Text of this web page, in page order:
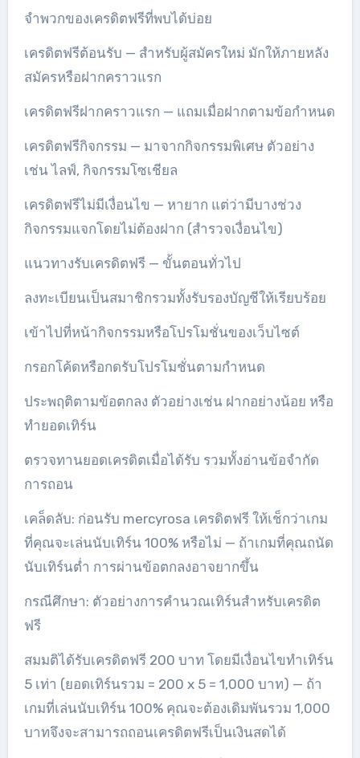
จำพวกของเครดิตฟรีที่พบได้บ่อย
เครดิตฟรีต้อนรับ — สำหรับผู้สมัครใหม่ มักให้ภายหลัง
สมัครหรือฝากคราวแรก
เครดิตฟรีฝากคราวแรก — แถมเมื่อฝากตามข้อกำหนด
เครดิตฟรีกิจกรรม — มาจากกิจกรรมพิเศษ ตัวอย่าง
เช่น ไลฟ์, กิจกรรมโซเชียล
เครดิตฟรีไม่มีเงื่อนไข — หายาก แต่ว่ามีบางช่วง
กิจกรรมแจกโดยไม่ต้องฝาก (สำรวจเงื่อนไข)
แนวทางรับเครดิตฟรี — ขั้นตอนทั่วไป
ลงทะเบียนเป็นสมาชิกรวมทั้งรับรองบัญชีให้เรียบร้อย
เข้าไปที่หน้ากิจกรรมหรือโปรโมชั่นของเว็บไซต์
กรอกโค้ดหรือกดรับโปรโมชั่นตามกำหนด
ประพฤติตามข้อตกลง ตัวอย่างเช่น ฝากอย่างน้อย หรือ
ทำยอดเทิร์น
ตรวจทานยอดเครดิตเมื่อได้รับ รวมทั้งอ่านข้อจำกัด
การถอน
เคล็ดลับ: ก่อนรับ mercyrosa เครดิตฟรี ให้เช็กว่าเกม
ที่คุณจะเล่นนับเทิร์น 100% หรือไม่ — ถ้าเกมที่คุณถนัด
นับเทิร์นต่ำ การผ่านข้อตกลงอาจยากขึ้น
กรณีศึกษา: ตัวอย่างการคำนวณเทิร์นสำหรับเครดิต
ฟรี
สมมติได้รับเครดิตฟรี 200 บาท โดยมีเงื่อนไขทำเทิร์น
5 เท่า (ยอดเทิร์นรวม = 200 x 5 = 1,000 บาท) — ถ้า
เกมที่เล่นนับเทิร์น 100% คุณจะต้องเดิมพันรวม 1,000
บาทจึงจะสามารถถอนเครดิตฟรีเป็นเงินสดได้